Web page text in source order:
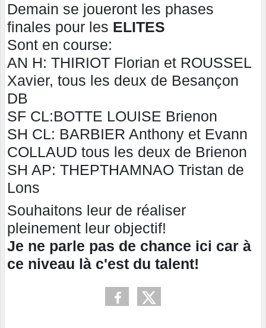
Demain se joueront les phases
finales pour les ELITES
Sont en course:
AN H: THIRIOT Florian et ROUSSEL
Xavier, tous les deux de Besançon
DB
SF CL:BOTTE LOUISE Brienon
SH CL: BARBIER Anthony et Evann
COLLAUD tous les deux de Brienon
SH AP: THEPTHAMNAO Tristan de
Lons
Souhaitons leur de réaliser
pleinement leur objectif!
Je ne parle pas de chance ici car à
ce niveau là c'est du talent!